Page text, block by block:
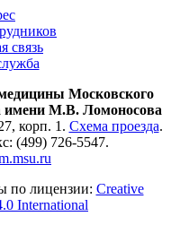
связь
Московского
имени М.В. Ломоносова
корп. 1. Схема проезда.
(499) 726-5547.
по лицензии: Creative
International